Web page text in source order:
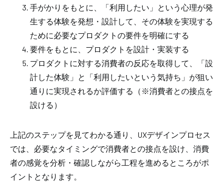
手がかりをもとに、「利用したい」という心理が発
生する体験を発想・設計して、その体験を実現する
ために必要なプロダクトの要件を明確にする
要件をもとに、プロダクトを設計・実装する
プロダクトに対する消費者の反応を取得して、「設
計した体験」と「利用したいという気持ち」が狙い
通りに実現されるか評価する（※消費者との接点を
設ける）
上記のステップを見てわかる通り、UXデザインプロセス
では、必要なタイミングで消費者との接点を設け、消費
者の感覚を分析・確認しながら工程を進めるところがポ
イントとなります。